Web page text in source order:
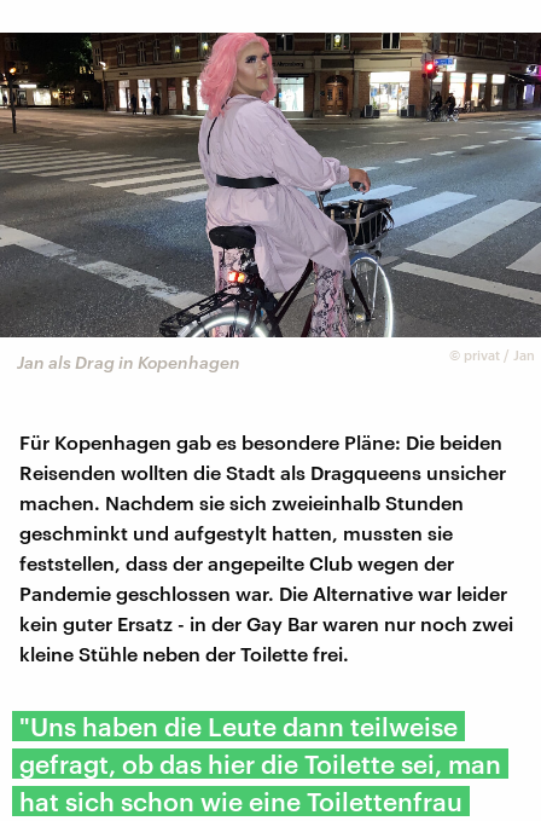
© privat / Jan
Jan als Drag in Kopenhagen
Für Kopenhagen gab es besondere Pläne: Die beiden
Reisenden wollten die Stadt als Dragqueens unsicher
machen. Nachdem sie sich zweieinhalb Stunden
geschminkt und aufgestylt hatten, mussten sie
feststellen, dass der angepeilte Club wegen der
Pandemie geschlossen war. Die Alternative war leider
kein guter Ersatz - in der Gay Bar waren nur noch zwei
kleine Stühle neben der Toilette frei.
"Uns haben die Leute dann teilweise
gefragt, ob das hier die Toilette sei, man
hat sich schon wie eine Toilettenfrau